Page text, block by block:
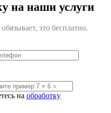
на наши услуги
это бесплатно.
на обработку